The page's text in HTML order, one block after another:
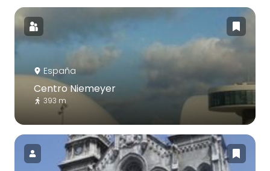
España
Centro Niemeyer
393 m